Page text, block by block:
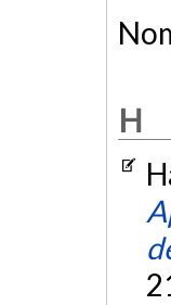
H